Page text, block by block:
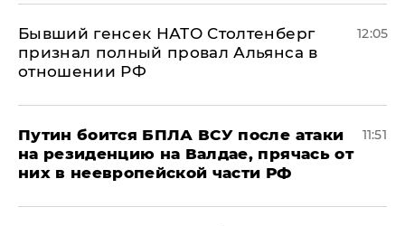
Бывший генсек НАТО Столтенберг
признал полный провал Альянса в
отношении РФ
12:05
Путин боится БПЛА ВСУ после атаки
на резиденцию на Валдае, прячась от
них в неевропейской части РФ
11:51